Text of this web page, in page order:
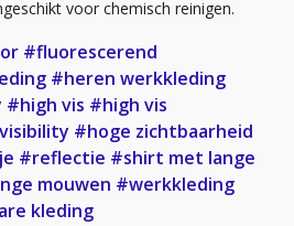
voor chemisch reinigen.
#fluorescerend
#heren werkkleding
#high vis #high vis
#hoge zichtbaarheid
#reflectie #shirt met lange
mouwen #werkkleding
kleding